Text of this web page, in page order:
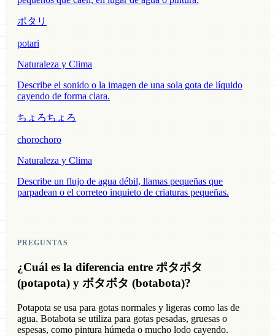
ポタリ
potari
Naturaleza y Clima
Describe el sonido o la imagen de una sola gota de líquido
cayendo de forma clara.
ちょろちょろ
chorochoro
Naturaleza y Clima
Describe un flujo de agua débil, llamas pequeñas que
parpadean o el correteo inquieto de criaturas pequeñas.
PREGUNTAS
¿Cuál es la diferencia entre ポタポタ
(potapota) y ボタボタ (botabota)?
Potapota se usa para gotas normales y ligeras como las de
agua. Botabota se utiliza para gotas pesadas, gruesas o
espesas, como pintura húmeda o mucho lodo cayendo.